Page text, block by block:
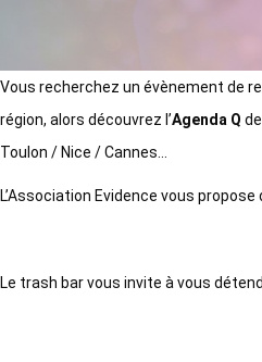
Vous recherchez un évènement de
région, alors découvrez l’Agenda Q
Toulon / Nice / Cannes…
L’Association Evidence vous
Le trash bar vous invite à vous